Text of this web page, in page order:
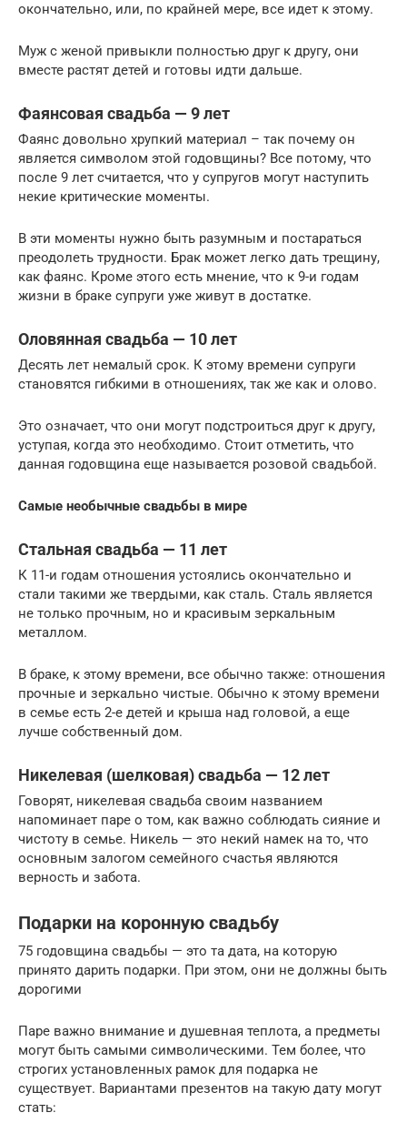
окончательно, или, по крайней мере, все идет к этому.
Муж с женой привыкли полностью друг к другу, они
вместе растят детей и готовы идти дальше.
Фаянсовая свадьба — 9 лет
Фаянс довольно хрупкий материал – так почему он
является символом этой годовщины? Все потому, что
после 9 лет считается, что у супругов могут наступить
некие критические моменты.
В эти моменты нужно быть разумным и постараться
преодолеть трудности. Брак может легко дать трещину,
как фаянс. Кроме этого есть мнение, что к 9-и годам
жизни в браке супруги уже живут в достатке.
Оловянная свадьба — 10 лет
Десять лет немалый срок. К этому времени супруги
становятся гибкими в отношениях, так же как и олово.
Это означает, что они могут подстроиться друг к другу,
уступая, когда это необходимо. Стоит отметить, что
данная годовщина еще называется розовой свадьбой.
Самые необычные свадьбы в мире
Стальная свадьба — 11 лет
К 11-и годам отношения устоялись окончательно и
стали такими же твердыми, как сталь. Сталь является
не только прочным, но и красивым зеркальным
металлом.
В браке, к этому времени, все обычно также: отношения
прочные и зеркально чистые. Обычно к этому времени
в семье есть 2-е детей и крыша над головой, а еще
лучше собственный дом.
Никелевая (шелковая) свадьба — 12 лет
Говорят, никелевая свадьба своим названием
напоминает паре о том, как важно соблюдать сияние и
чистоту в семье. Никель — это некий намек на то, что
основным залогом семейного счастья являются
верность и забота.
Подарки на коронную свадьбу
75 годовщина свадьбы — это та дата, на которую
принято дарить подарки. При этом, они не должны быть
дорогими
Паре важно внимание и душевная теплота, а предметы
могут быть самыми символическими. Тем более, что
строгих установленных рамок для подарка не
существует. Вариантами презентов на такую дату могут
стать: